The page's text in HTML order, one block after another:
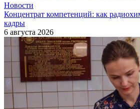
Новости
Концентрат компетенций: как
кадры
6 августа 2026